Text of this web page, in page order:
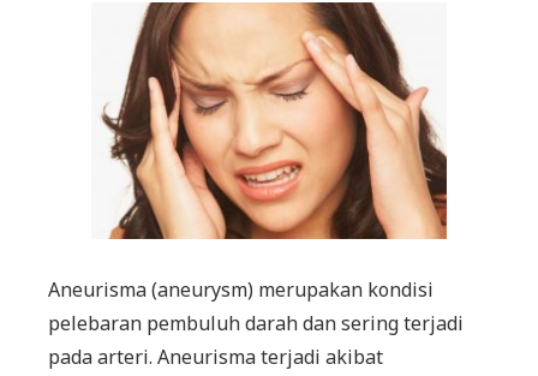
Aneurisma (aneurysm) merupakan kondisi
pelebaran pembuluh darah dan sering terjadi
pada arteri. Aneurisma terjadi akibat